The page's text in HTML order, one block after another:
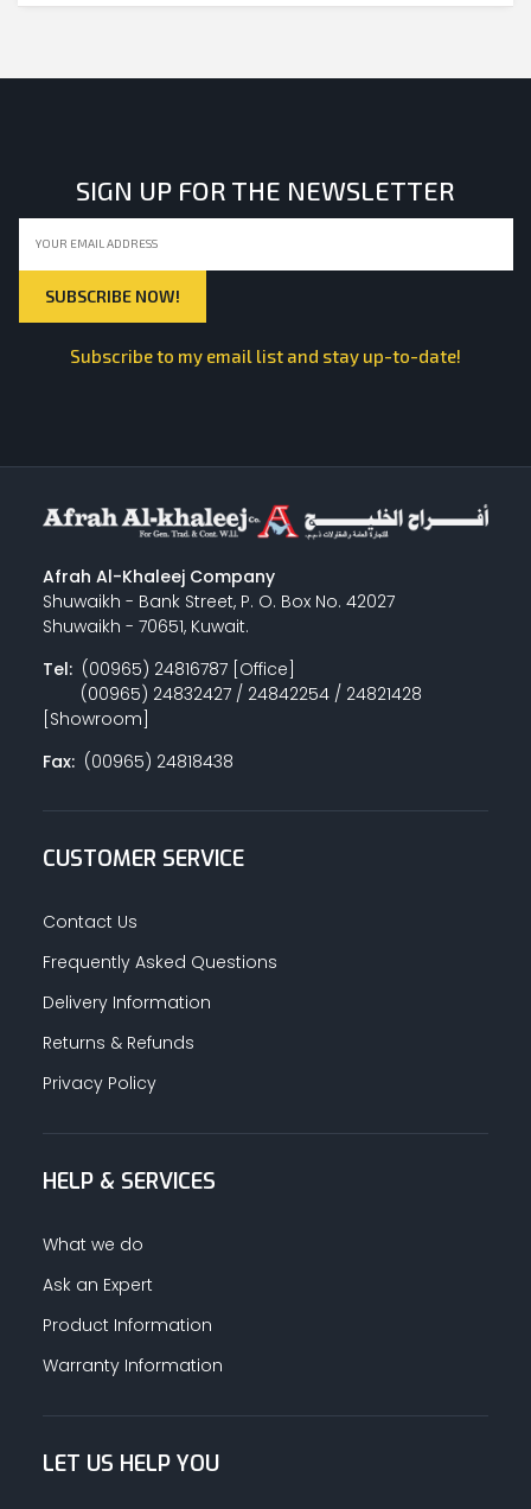
SIGN UP FOR THE NEWSLETTER
Subscribe to my email list and stay up-to-date!
Afrah Al-Khaleej Company
Shuwaikh - Bank Street, P. O. Box No. 42027
Shuwaikh - 70651, Kuwait.
Tel:(00965) 24816787 [Office]
(00965) 24832427 / 24842254 / 24821428
[Showroom]
Fax:(00965) 24818438
CUSTOMER SERVICE
Contact Us
Frequently Asked Questions
Delivery Information
Returns & Refunds
Privacy Policy
HELP & SERVICES
What we do
Ask an Expert
Product Information
Warranty Information
LET US HELP YOU